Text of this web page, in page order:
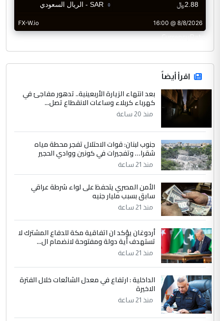
CurrencyRate
اقرأ أيضاً
بعد انتهاء الزيارة الأربعينية.. تدهور مفاجئ في
كهرباء كربلاء وساعات الانقطاع تصل...
منذ 20 ساعة
جنوب لبنان: قوات الاحتلال تفجر محطة مياه
شقرا… وتفجيرات في كونين ووادي الحجير
منذ 21 ساعة
الأمن المصري يتحفظ على لواء شرطة عراقي
سابق بسبب مليار جنيه
منذ 21 ساعة
أردوغان يؤكد ان اتفاقية مكة للدفاع المشترك لا
تستهدف أية دولة ومفتوحة لانضمام ال...
منذ 21 ساعة
الداخلية : ارتفاع في معدل الشائعات خلال الفترة
الاخيرة
منذ 21 ساعة